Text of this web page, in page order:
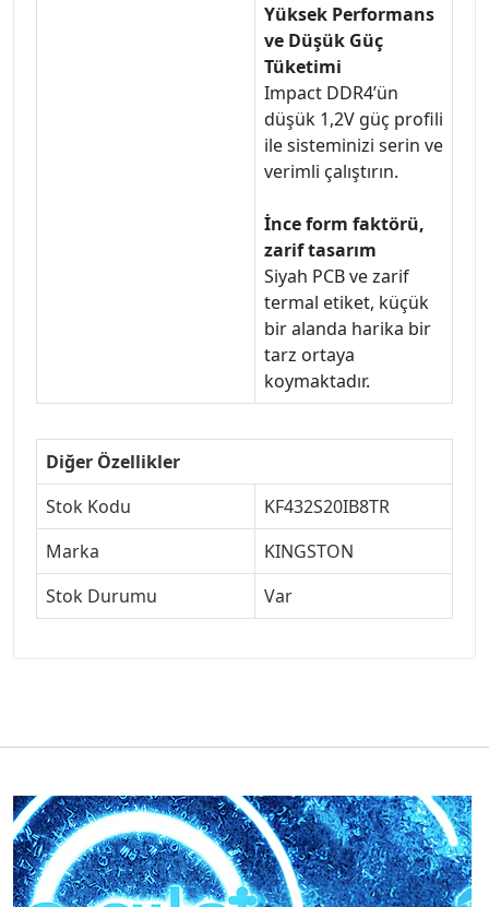
Yüksek Performans
ve Düşük Güç
Tüketimi
Impact DDR4’ün
düşük 1,2V güç profili
ile sisteminizi serin ve
verimli çalıştırın.
İnce form faktörü,
zarif tasarım
Siyah PCB ve zarif
termal etiket, küçük
bir alanda harika bir
tarz ortaya
koymaktadır.
Diğer Özellikler
Stok Kodu
KF432S20IB8TR
Marka
KINGSTON
Stok Durumu
Var